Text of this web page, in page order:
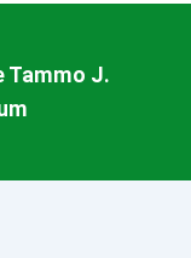
Tammo J.